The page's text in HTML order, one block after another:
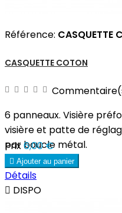
Référence: CASQUETTE
CASQUETTE COTON
6 panneaux. Visière
visière et patte de
par boucle métal.
Prix6,00 €
 Ajouter au panier
Détails
 DISPO